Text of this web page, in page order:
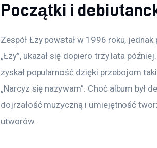
Początki i
Zespół Łzy powstał w 1996 roku,
„Łzy”, ukazał się dopiero trzy lata
zyskał popularność dzięki przebojom
„Narcyz się nazywam”. Choć album był
dojrzałość muzyczną i umiejętność
utworów.